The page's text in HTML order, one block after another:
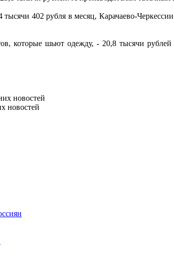
402 рубля в месяц, Карачаево-
которые шьют одежду, - 20,8 тысячи
новостей
новостей